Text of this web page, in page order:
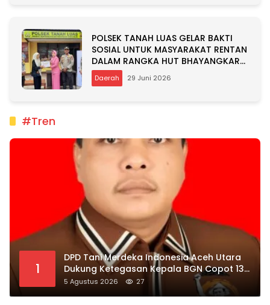
POLSEK TANAH LUAS GELAR BAKTI
SOSIAL UNTUK MASYARAKAT RENTAN
DALAM RANGKA HUT BHAYANGKARA
KE-80
Daerah 29 Juni 2026
#Tren
1
DPD Tani Merdeka Indonesia Aceh Utara
Dukung Ketegasan Kepala BGN Copot 137
Kepala SPPG
5 Agustus 2026 27